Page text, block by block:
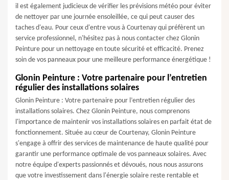
il est également judicieux de vérifier les prévisions météo pour éviter
de nettoyer par une journée ensoleillée, ce qui peut causer des
taches d'eau. Pour ceux d'entre vous à Courtenay qui préfèrent un
service professionnel, n'hésitez pas à nous contacter chez Glonin
Peinture pour un nettoyage en toute sécurité et efficacité. Prenez
soin de vos panneaux pour une meilleure performance énergétique !
Glonin Peinture : Votre partenaire pour l’entretien
régulier des installations solaires
Glonin Peinture : Votre partenaire pour l’entretien régulier des
installations solaires. Chez Glonin Peinture, nous comprenons
l'importance de maintenir vos installations solaires en parfait état de
fonctionnement. Située au cœur de Courtenay, Glonin Peinture
s'engage à offrir des services de maintenance de haute qualité pour
garantir une performance optimale de vos panneaux solaires. Avec
notre équipe d'experts passionnés et dévoués, nous nous assurons
que votre investissement dans l'énergie solaire reste rentable et